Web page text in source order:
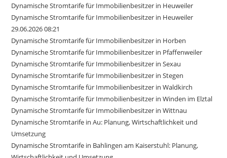
Dynamische Stromtarife für Immobilienbesitzer in Heuweiler
Dynamische Stromtarife für Immobilienbesitzer in Heuweiler
29.06.2026 08:21
Dynamische Stromtarife für Immobilienbesitzer in Horben
Dynamische Stromtarife für Immobilienbesitzer in Pfaffenweiler
Dynamische Stromtarife für Immobilienbesitzer in Sexau
Dynamische Stromtarife für Immobilienbesitzer in Stegen
Dynamische Stromtarife für Immobilienbesitzer in Waldkirch
Dynamische Stromtarife für Immobilienbesitzer in Winden im Elztal
Dynamische Stromtarife für Immobilienbesitzer in Wittnau
Dynamische Stromtarife in Au: Planung, Wirtschaftlichkeit und
Umsetzung
Dynamische Stromtarife in Bahlingen am Kaiserstuhl: Planung,